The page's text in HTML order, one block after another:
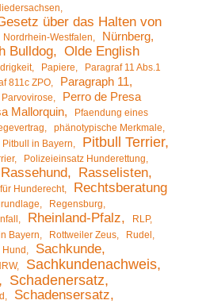
über das Halten von
Nordrhein-Westfalen Nürnberg
Bulldog
Olde English
Papiere
Paragraf 11 Abs.1
811c ZPO Paragraph 11
Parvovirose
Perro de Presa
Mallorquin
Pfaendung eines
phänotypische Merkmale
Pitbull in Bayern Pitbull Terrier
Polizeieinsatz Hunderettung
Rassehund Rasselisten
Hunderecht
Rechtsberatung
Regensburg
Rheinland-Pfalz RLP
Bayern Rottweiler Zeus Rudel
Hund Sachkunde
Sachkundenachweis
Schadenersatz
Schadensersatz